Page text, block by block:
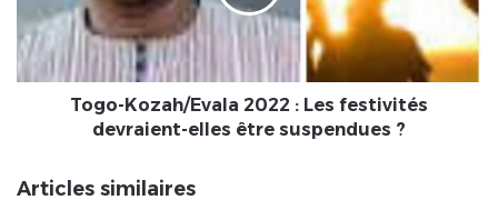
festivités
devraient-
elles
être
suspendues ?Togo-Kozah/Evala 2022 : Les festivités
devraient-elles être suspendues ?
Articles similaires